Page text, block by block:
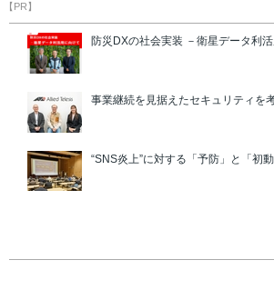
【PR】
防災DXの社会実装 －衛星データ利
事業継続を見据えたセキュリティを
“SNS炎上”に対する「予防」と「初